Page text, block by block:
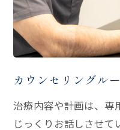
カウンセリングル
治療内容や計画は、専
じっくりお話しさせて